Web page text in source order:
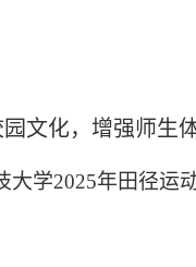
文化，增强师生
大学2025年田径运